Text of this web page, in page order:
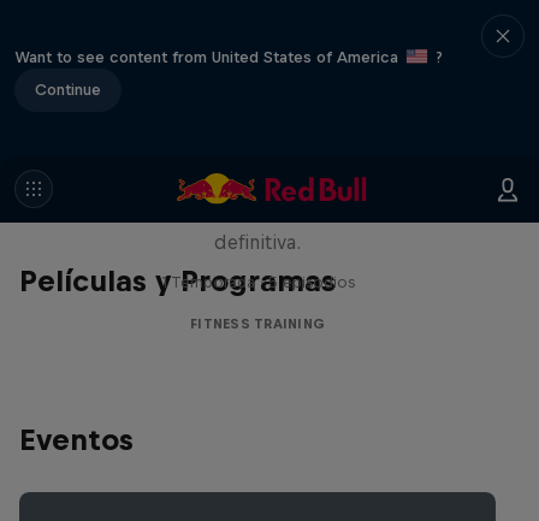
Want to see content from United States of America
?
Continue
Películas y Programas
Los mejores atletas HYROX compiten
definitiva.
1 Temporada · 5 episodios
FITNESS TRAINING
Eventos